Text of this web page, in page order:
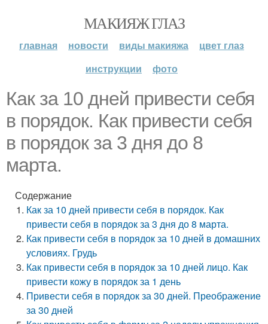
МАКИЯЖ ГЛАЗ
главная новости виды макияжа
цвет глаз
инструкции
фото
Как за 10 дней привести себя
в порядок. Как привести себя
в порядок за 3 дня до 8
марта.
Содержание
Как за 10 дней привести себя в порядок. Как
привести себя в порядок за 3 дня до 8 марта.
Как привести себя в порядок за 10 дней в домашних
условиях. Грудь
Как привести себя в порядок за 10 дней лицо. Как
привести кожу в порядок за 1 день
Привести себя в порядок за 30 дней. Преображение
за 30 дней